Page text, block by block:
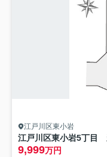
江戸川区東小岩
江戸川区東小岩5丁
9,999万円